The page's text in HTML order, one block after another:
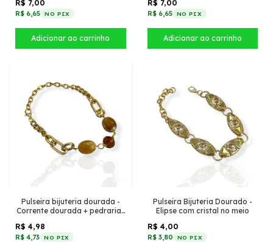
centro (Verde)
R$ 7,00
R$ 6,65 NO PIX
centro (Colorido)
R$ 7,00
R$ 6,65 NO PIX
Pulseira bijuteria dourada -
Corrente dourada + pedrarias
R$ 4,98
R$ 4,73 NO PIX
Pulseira Bijuteria Dourado -
Elipse com cristal no meio
R$ 4,00
R$ 3,80 NO PIX